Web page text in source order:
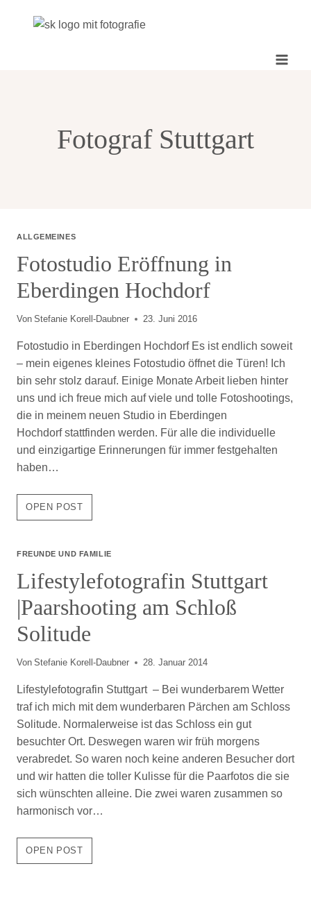
Fotograf Stuttgart
ALLGEMEINES
Fotostudio Eröffnung in
Eberdingen Hochdorf
Von Stefanie Korell-Daubner 23. Juni 2016
Fotostudio in Eberdingen Hochdorf Es ist endlich soweit
– mein eigenes kleines Fotostudio öffnet die Türen! Ich
bin sehr stolz darauf. Einige Monate Arbeit lieben hinter
uns und ich freue mich auf viele und tolle Fotoshootings,
die in meinem neuen Studio in Eberdingen
Hochdorf stattfinden werden. Für alle die individuelle
und einzigartige Erinnerungen für immer festgehalten
haben…
OPEN POSTFOTOSTUDIO
ERÖFFNUNG
FREUNDE UND FAMILIE
Lifestylefotografin Stuttgart
|Paarshooting am Schloß
Solitude
Von Stefanie Korell-Daubner 28. Januar 2014
Lifestylefotografin Stuttgart – Bei wunderbarem Wetter
traf ich mich mit dem wunderbaren Pärchen am Schloss
Solitude. Normalerweise ist das Schloss ein gut
besuchter Ort. Deswegen waren wir früh morgens
verabredet. So waren noch keine anderen Besucher dort
und wir hatten die toller Kulisse für die Paarfotos die sie
sich wünschten alleine. Die zwei waren zusammen so
harmonisch vor…
OPEN POSTLIFESTYLEFOTOGRAFIN
STUTTGART